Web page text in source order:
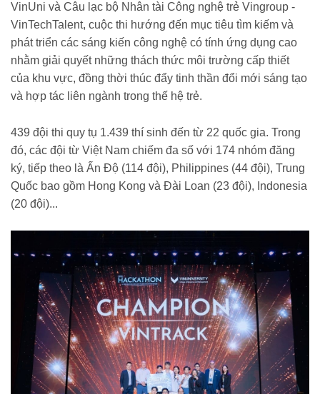
VinUni và Câu lạc bộ Nhân tài Công nghệ trẻ Vingroup -
VinTechTalent, cuộc thi hướng đến mục tiêu tìm kiếm và
phát triển các sáng kiến công nghệ có tính ứng dụng cao
nhằm giải quyết những thách thức môi trường cấp thiết
của khu vực, đồng thời thúc đẩy tinh thần đổi mới sáng tạo
và hợp tác liên ngành trong thế hệ trẻ.
439 đội thi quy tụ 1.439 thí sinh đến từ 22 quốc gia. Trong
đó, các đội từ Việt Nam chiếm đa số với 174 nhóm đăng
ký, tiếp theo là Ấn Độ (114 đội), Philippines (44 đội), Trung
Quốc bao gồm Hong Kong và Đài Loan (23 đội), Indonesia
(20 đội)...